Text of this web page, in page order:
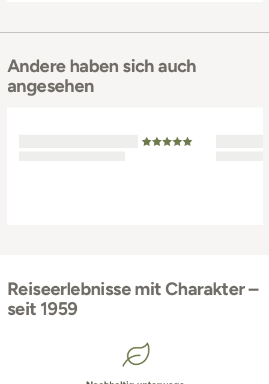
Andere haben sich auch
angesehen
Reiseerlebnisse mit Charakter –
seit 1959